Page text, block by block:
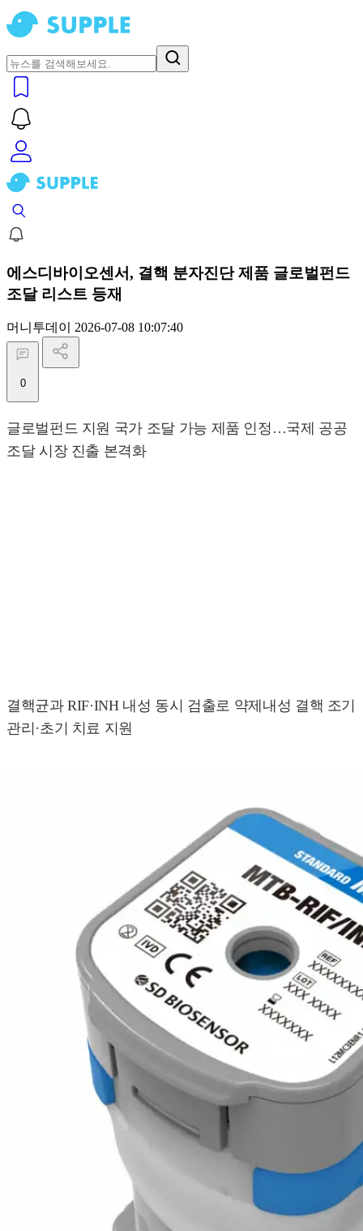
에스디바이오센서, 결핵 분자진단 제품 글로벌펀드
조달 리스트 등재
머니투데이 2026-07-08 10:07:40
0
글로벌펀드 지원 국가 조달 가능 제품 인정…국제 공공
조달 시장 진출 본격화
결핵균과 RIF·INH 내성 동시 검출로 약제내성 결핵 조기
관리·초기 치료 지원